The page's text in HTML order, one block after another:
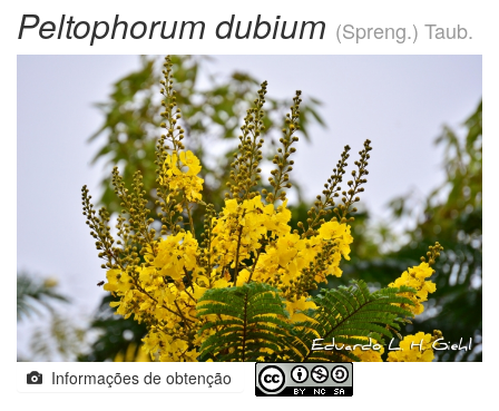
Peltophorum dubium (Spreng.) Taub.
Informações de obtenção